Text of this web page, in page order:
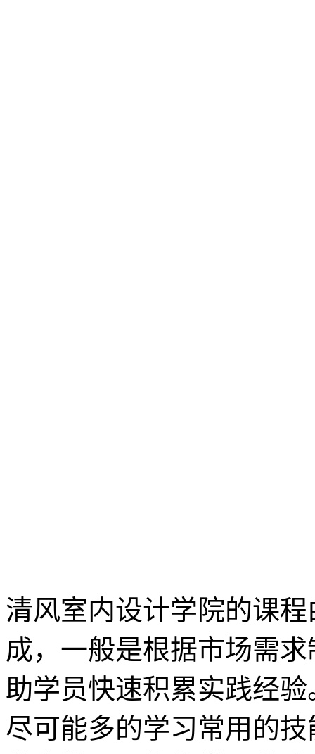
清风室内设计学院的课
成，一般是根据市场需
助学员快速积累实践经
尽可能多的学习常用的